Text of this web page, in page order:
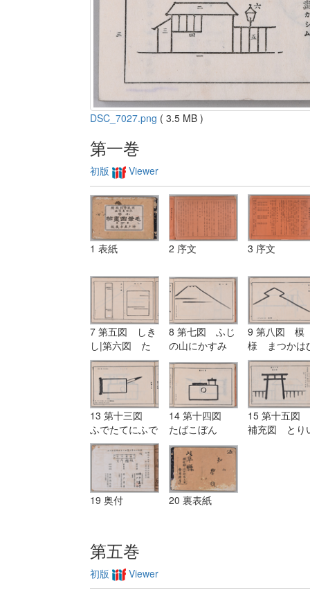
DSC_7027.png ( 3.5 MB )
第一巻
初版 Viewer
1 表紙 2 序文 3 序文
7 第五図 しき
し|第六図 た
んざく
8 第七図 ふじ
の山にかすみ
9 第八図 模
様 まつかは
し
13 第十三図
ふでたてにふで
14 第十四図
たばこぼん
15 第十五図
補充図 とり
19 奥付 20 裏表紙
第五巻
初版 Viewer